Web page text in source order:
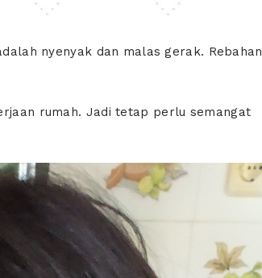
nyenyak dan malas gerak. Rebahan
rumah. Jadi tetap perlu semangat